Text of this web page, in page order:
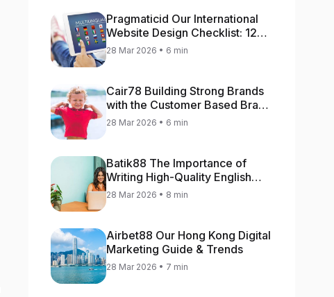
Pragmaticid Our International
Website Design Checklist: 12
Key Stages
28 Mar 2026 • 6 min
Cair78 Building Strong Brands
with the Customer Based Brand
Equity (CBBE) Model
28 Mar 2026 • 6 min
Batik88 The Importance of
Writing High-Quality English
Content
28 Mar 2026 • 8 min
Airbet88 Our Hong Kong Digital
Marketing Guide & Trends
28 Mar 2026 • 7 min